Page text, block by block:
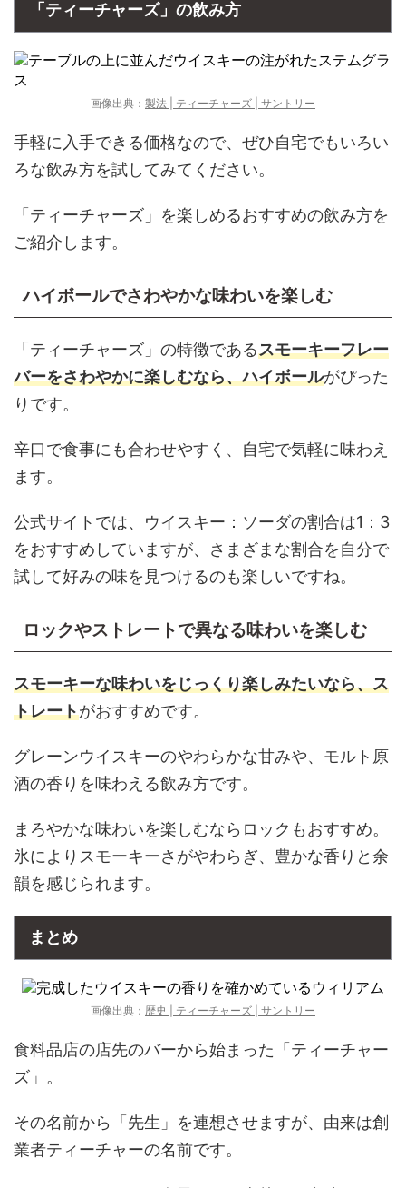
「ティーチャーズ」の飲み方
画像出典： 製法 | ティーチャーズ | サントリー
手軽に入手できる価格なので、ぜひ自宅でもいろい
ろな飲み方を試してみてください。
「ティーチャーズ」を楽しめるおすすめの飲み方を
ご紹介します。
ハイボールでさわやかな味わいを楽しむ
「ティーチャーズ」の特徴であるスモーキーフレー
バーをさわやかに楽しむなら、ハイボールがぴった
りです。
辛口で食事にも合わせやすく、自宅で気軽に味わえ
ます。
公式サイトでは、ウイスキー：ソーダの割合は1：3
をおすすめしていますが、さまざまな割合を自分で
試して好みの味を見つけるのも楽しいですね。
ロックやストレートで異なる味わいを楽しむ
スモーキーな味わいをじっくり楽しみたいなら、ス
トレートがおすすめです。
グレーンウイスキーのやわらかな甘みや、モルト原
酒の香りを味わえる飲み方です。
まろやかな味わいを楽しむならロックもおすすめ。
氷によりスモーキーさがやわらぎ、豊かな香りと余
韻を感じられます。
まとめ
画像出典： 歴史 | ティーチャーズ | サントリー
食料品店の店先のバーから始まった「ティーチャー
ズ」。
その名前から「先生」を連想させますが、由来は創
業者ティーチャーの名前です。